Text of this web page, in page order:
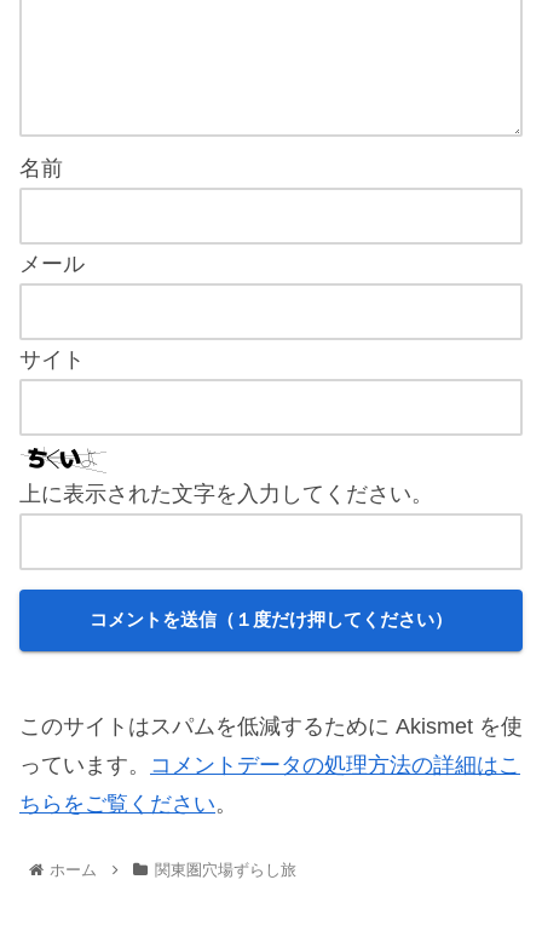
名前
メール
サイト
上に表示された文字を入力してください。
このサイトはスパムを低減するために Akismet を使
っています。 コメントデータの処理方法の詳細はこ
ちらをご覧ください。
ホーム 関東圏穴場ずらし旅